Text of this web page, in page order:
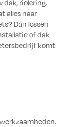
dak, riolering,
alles naar
Dan lossen
of dak
komt